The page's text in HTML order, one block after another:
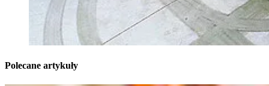
Polecane artykuły